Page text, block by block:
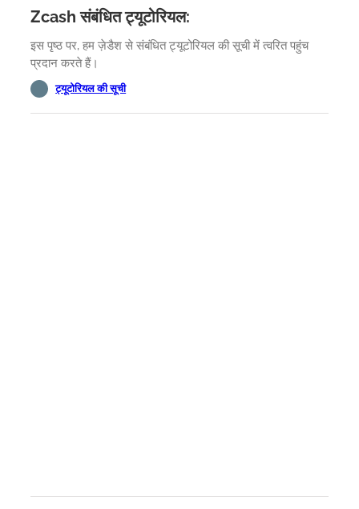
Zcash संबंधित ट्यूटोरियल:
इस पृष्ठ पर, हम ज़ेडैश से संबंधित ट्यूटोरियल की सूची में त्वरित पहुंच
प्रदान करते हैं।
ट्यूटोरियल की सूची